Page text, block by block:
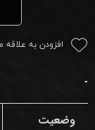
افزودن به علاقه
وضعیت